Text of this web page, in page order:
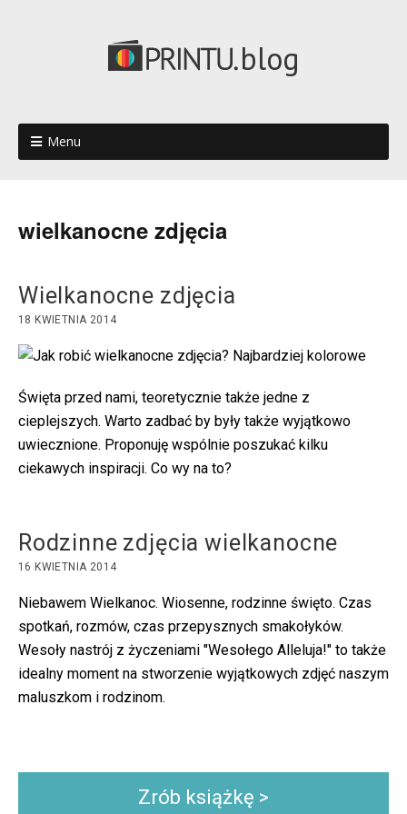
blog
Menu
wielkanocne zdjęcia
Wielkanocne zdjęcia
18 KWIETNIA 2014
Najbardziej kolorowe
Święta przed nami, teoretycznie także jedne z
cieplejszych. Warto zadbać by były także wyjątkowo
uwiecznione. Proponuję wspólnie poszukać kilku
ciekawych inspiracji. Co wy na to?
Rodzinne zdjęcia wielkanocne
16 KWIETNIA 2014
Niebawem Wielkanoc. Wiosenne, rodzinne święto. Czas
spotkań, rozmów, czas przepysznych smakołyków.
Wesoły nastrój z życzeniami "Wesołego Alleluja!" to także
idealny moment na stworzenie wyjątkowych zdjęć naszym
maluszkom i rodzinom.
Zrób książkę >